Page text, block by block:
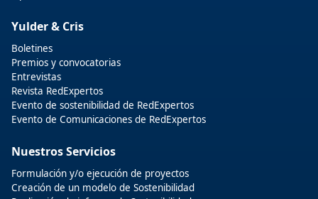
Yulder & Cris
Boletines
Premios y convocatorias
Entrevistas
Revista RedExpertos
Evento de sostenibilidad de RedExpertos
Evento de Comunicaciones de RedExpertos
Nuestros Servicios
Formulación y/o ejecución de proyectos
Creación de un modelo de Sostenibilidad